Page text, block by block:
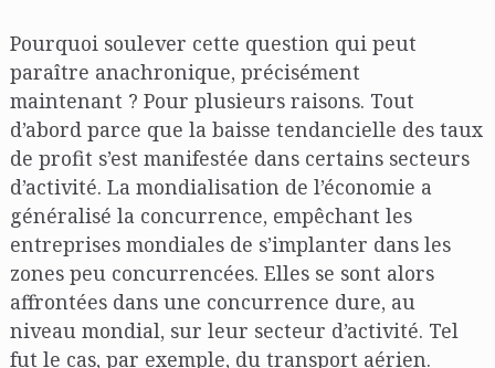
Pourquoi soulever cette question qui peut
paraître anachronique, précisément
maintenant ? Pour plusieurs raisons. Tout
d’abord parce que la baisse tendancielle des taux
de profit s’est manifestée dans certains secteurs
d’activité. La mondialisation de l’économie a
généralisé la concurrence, empêchant les
entreprises mondiales de s’implanter dans les
zones peu concurrencées. Elles se sont alors
affrontées dans une concurrence dure, au
niveau mondial, sur leur secteur d’activité. Tel
fut le cas, par exemple, du transport aérien.